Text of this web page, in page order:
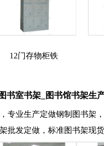
12门存物柜铁
书室书架_图书馆书架生
专业生产定做钢制图书架
批发定做，标准图书架现